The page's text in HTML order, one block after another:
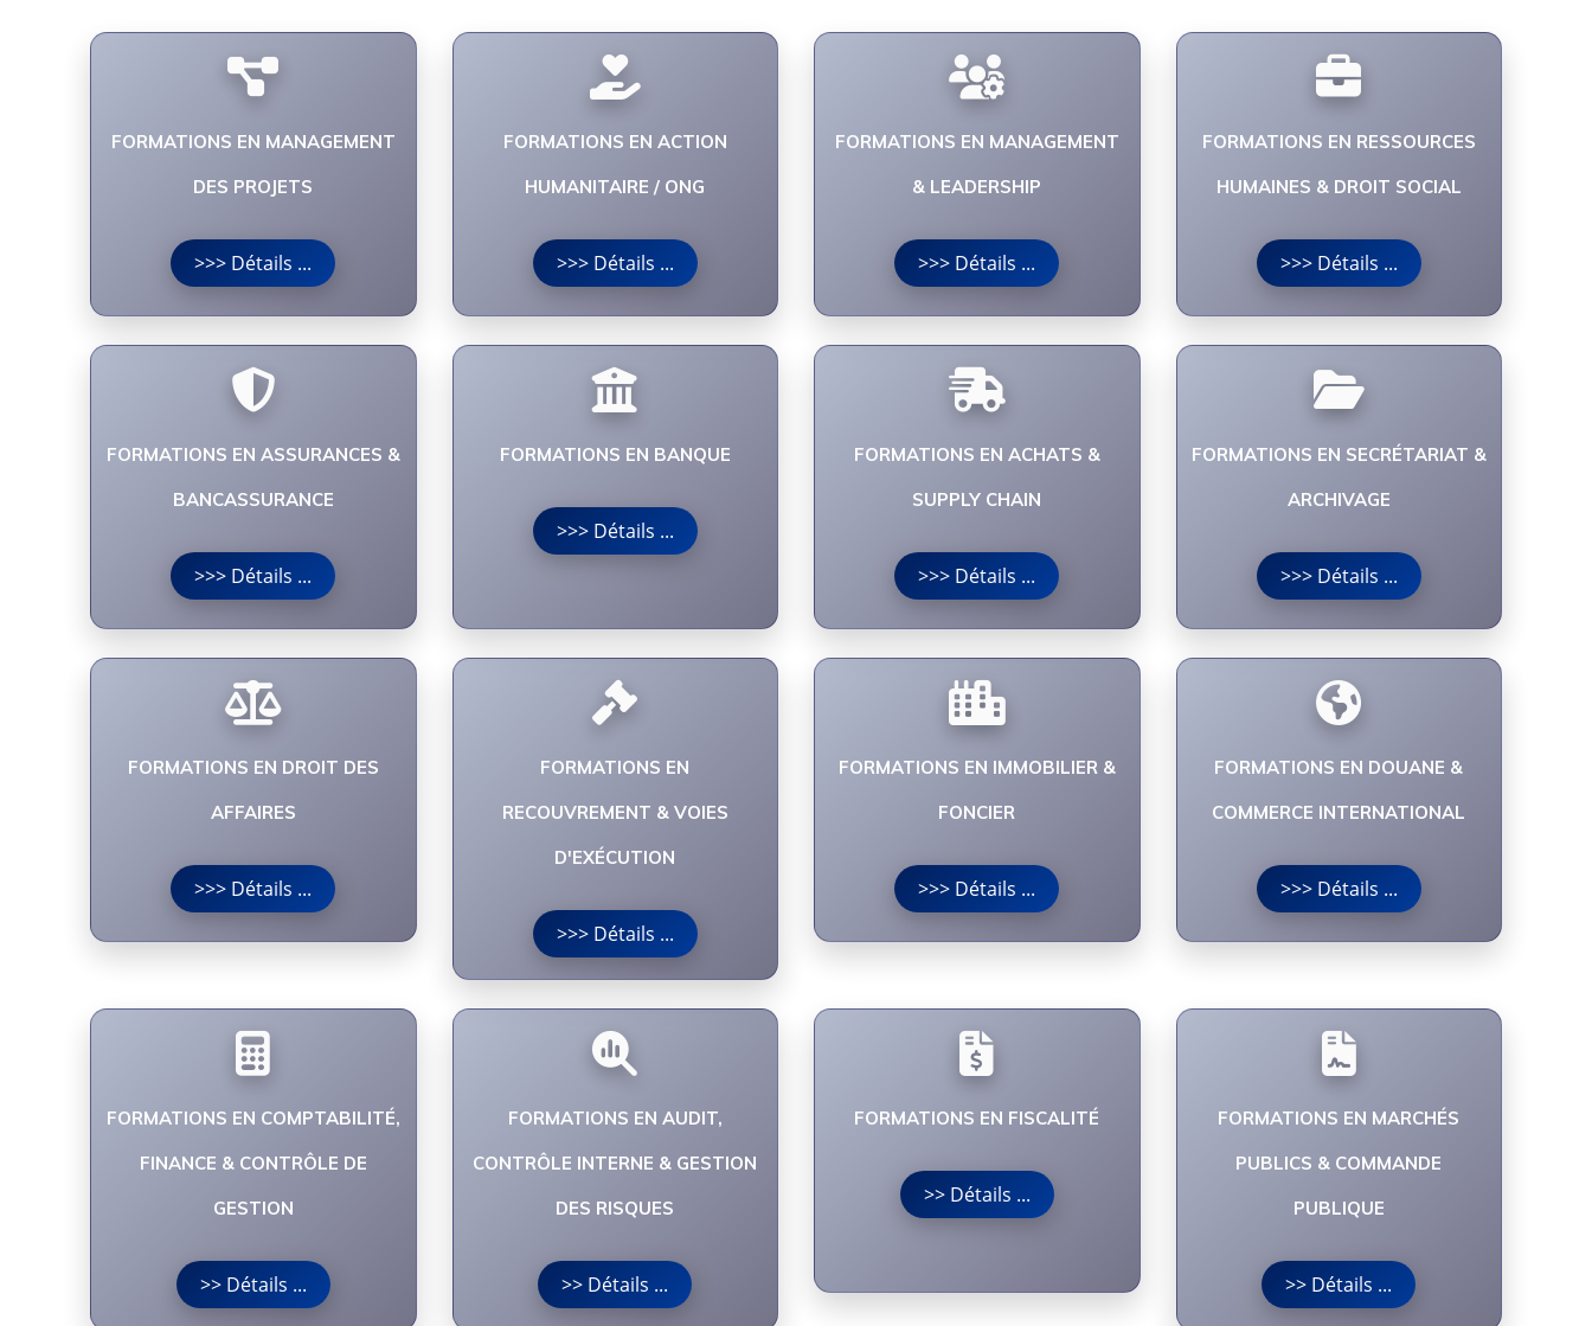
FORMATIONS EN MANAGEMENT
DES PROJETS
>>> Détails ...
FORMATIONS EN ACTION
HUMANITAIRE / ONG
>>> Détails ...
FORMATIONS EN MANAGEMENT
& LEADERSHIP
>>> Détails ...
FORMATIONS EN RESSOURCES
HUMAINES & DROIT SOCIAL
>>> Détails ...
FORMATIONS EN ASSURANCES &
BANCASSURANCE
>>> Détails ...
FORMATIONS EN BANQUE
>>> Détails ...
FORMATIONS EN ACHATS &
SUPPLY CHAIN
>>> Détails ...
FORMATIONS EN SECRÉTARIAT &
ARCHIVAGE
>>> Détails ...
FORMATIONS EN DROIT DES
AFFAIRES
>>> Détails ...
FORMATIONS EN
RECOUVREMENT & VOIES
D'EXÉCUTION
>>> Détails ...
FORMATIONS EN IMMOBILIER &
FONCIER
>>> Détails ...
FORMATIONS EN DOUANE &
COMMERCE INTERNATIONAL
>>> Détails ...
FORMATIONS EN COMPTABILITÉ,
FINANCE & CONTRÔLE DE
GESTION
>> Détails ...
FORMATIONS EN AUDIT,
CONTRÔLE INTERNE & GESTION
DES RISQUES
>> Détails ...
FORMATIONS EN FISCALITÉ
>> Détails ...
FORMATIONS EN MARCHÉS
PUBLICS & COMMANDE
PUBLIQUE
>> Détails ...